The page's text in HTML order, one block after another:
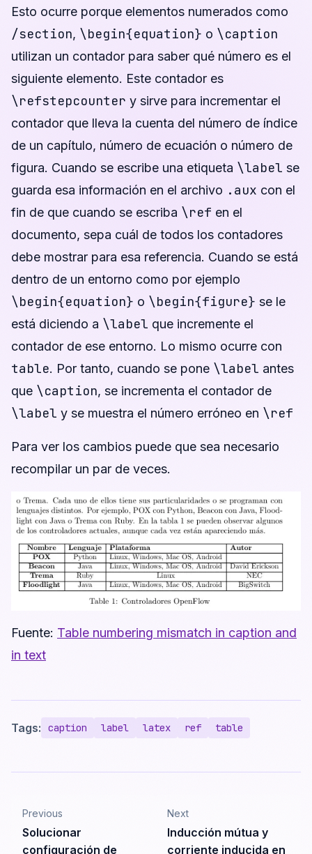
Esto ocurre porque elementos numerados como
/section, \begin{equation} o \caption
utilizan un contador para saber qué número es el
siguiente elemento. Este contador es
\refstepcounter y sirve para incrementar el
contador que lleva la cuenta del número de índice
de un capítulo, número de ecuación o número de
figura. Cuando se escribe una etiqueta \label se
guarda esa información en el archivo .aux con el
fin de que cuando se escriba \ref en el
documento, sepa cuál de todos los contadores
debe mostrar para esa referencia. Cuando se está
dentro de un entorno como por ejemplo
\begin{equation} o \begin{figure} se le
está diciendo a \label que incremente el
contador de ese entorno. Lo mismo ocurre con
table. Por tanto, cuando se pone \label antes
que \caption, se incrementa el contador de
\label y se muestra el número erróneo en \ref
Para ver los cambios puede que sea necesario
recompilar un par de veces.
Fuente: Table numbering mismatch in caption and
in text
Tags: caption label latex ref table
Previous
Solucionar
configuración de
Next
Inducción mútua y
corriente inducida en